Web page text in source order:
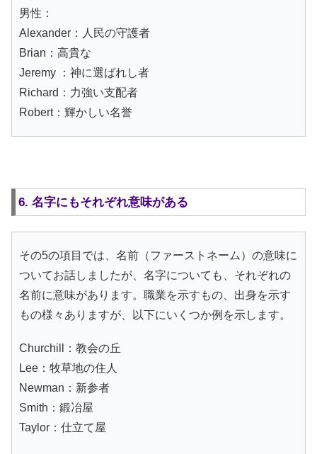
男性：
Alexander：人民の守護者
Brian：高貴な
Jeremy ：神に選ばれし者
Richard：力強い支配者
Robert：輝かしい名誉
6. 名字にもそれぞれ意味がある
その5の項目では、名前（ファーストネーム）の意味に
ついてお話しましたが、名字についても、それぞれの
名前に意味があります。職業を示すもの、出身を示す
もの様々ありますが、以下にいくつか例を示します。
Churchill：教会の丘
Lee：牧草地の住人
Newman：新参者
Smith：鍛冶屋
Taylor：仕立て屋